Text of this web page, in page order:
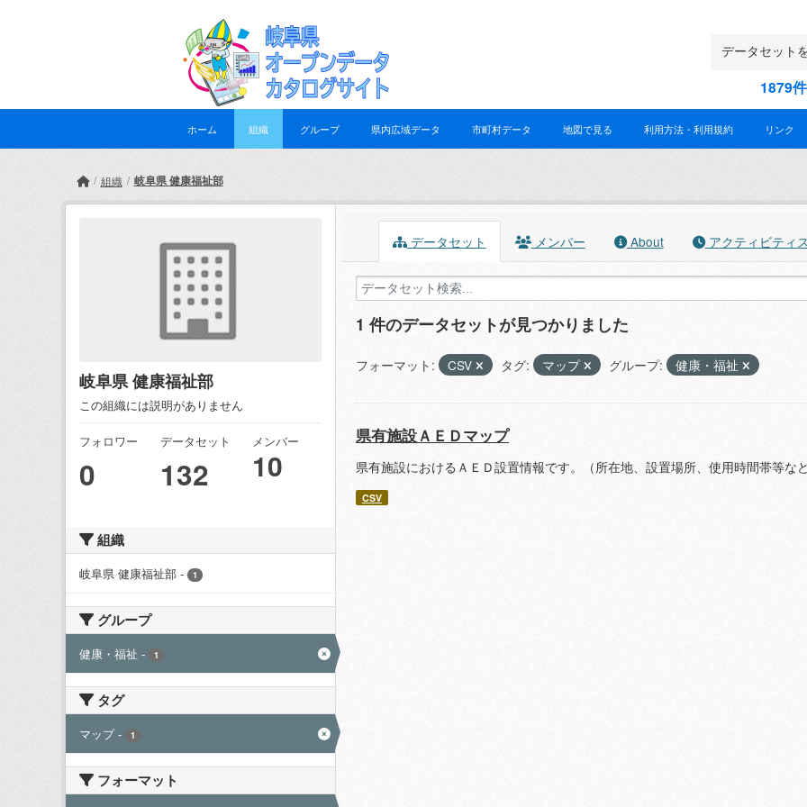
1879
ホーム 組織 グループ 県内広域データ 市町村データ 地図で見る 利用方法・利用規約 リンク
組織 岐阜県 健康福祉部
岐阜県 健康福祉部
この組織には説明がありません
フォロワー
0
データセット
132
メンバー
10
組織
岐阜県 健康福祉部 - 1
グループ
健康・福祉 - 1
タグ
マップ - 1
フォーマット
データセット メンバー About アクティビティ
1 件のデータセットが見つかりました
フォーマット: CSV タグ: マップ グループ: 健康・福祉
県有施設ＡＥＤマップ
県有施設におけるＡＥＤ設置情報です。（所在地、設置場所、使用時間帯等な
CSV